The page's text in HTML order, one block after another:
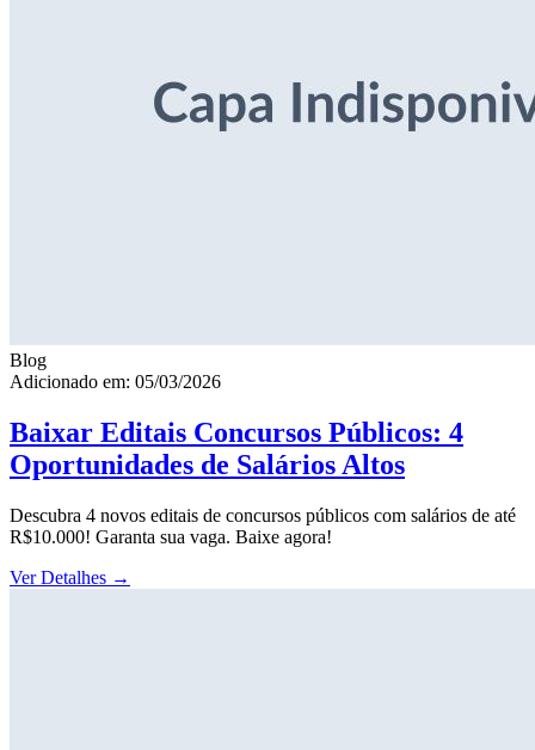
Blog
Adicionado em: 05/03/2026
Baixar Editais Concursos Públicos: 4
Oportunidades de Salários Altos
Descubra 4 novos editais de concursos públicos com salários de até
R$10.000! Garanta sua vaga. Baixe agora!
Ver Detalhes →